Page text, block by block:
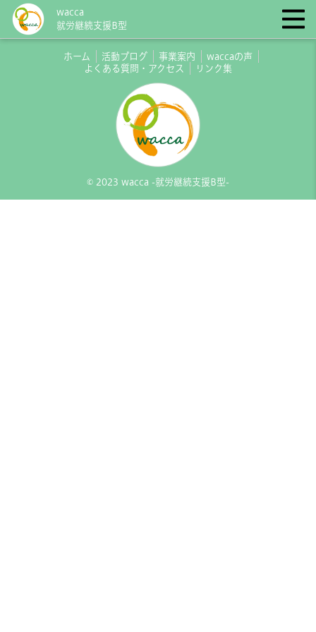
wacca
就労継続支援B型
ホーム 活動ブログ 事業案内
waccaの声
よくある質問・アクセス
リンク集
© 2023 wacca -就労継続支援B型-